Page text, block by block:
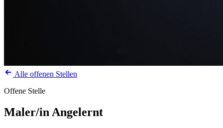
Alle offenen Stellen
Offene Stelle
Maler/in Angelernt